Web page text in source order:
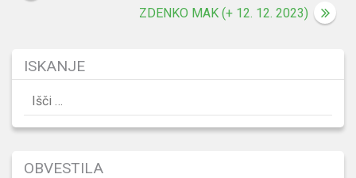
ZDENKO MAK (+ 12. 12. 2023)
ISKANJE
Išči:
OBVESTILA